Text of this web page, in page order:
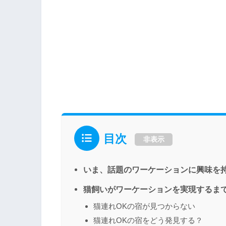
目次 非表示
いま、話題のワーケーションに興味を
猫飼いがワーケーションを実現するま
猫連れOKの宿が見つからない
猫連れOKの宿をどう発見する？